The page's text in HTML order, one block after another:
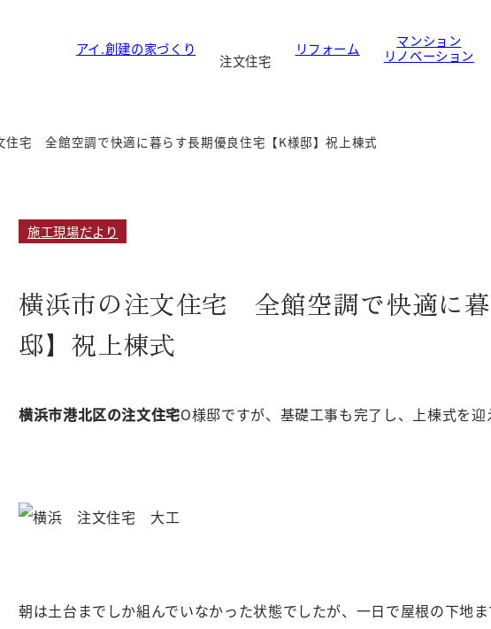
アイ.創建の家づくり
注文住宅
リフォーム
マンション
リノベーション
住宅 全館空調で快適に暮らす長期優良住宅【K様邸】祝上棟式
施工現場だより
横浜市の注文住宅 全館空調で快適に
邸】祝上棟式
横浜市港北区の注文住宅O様邸ですが、基礎工事も完了し、上棟式を迎
朝は土台までしか組んでいなかった状態でしたが、一日で屋根の下地